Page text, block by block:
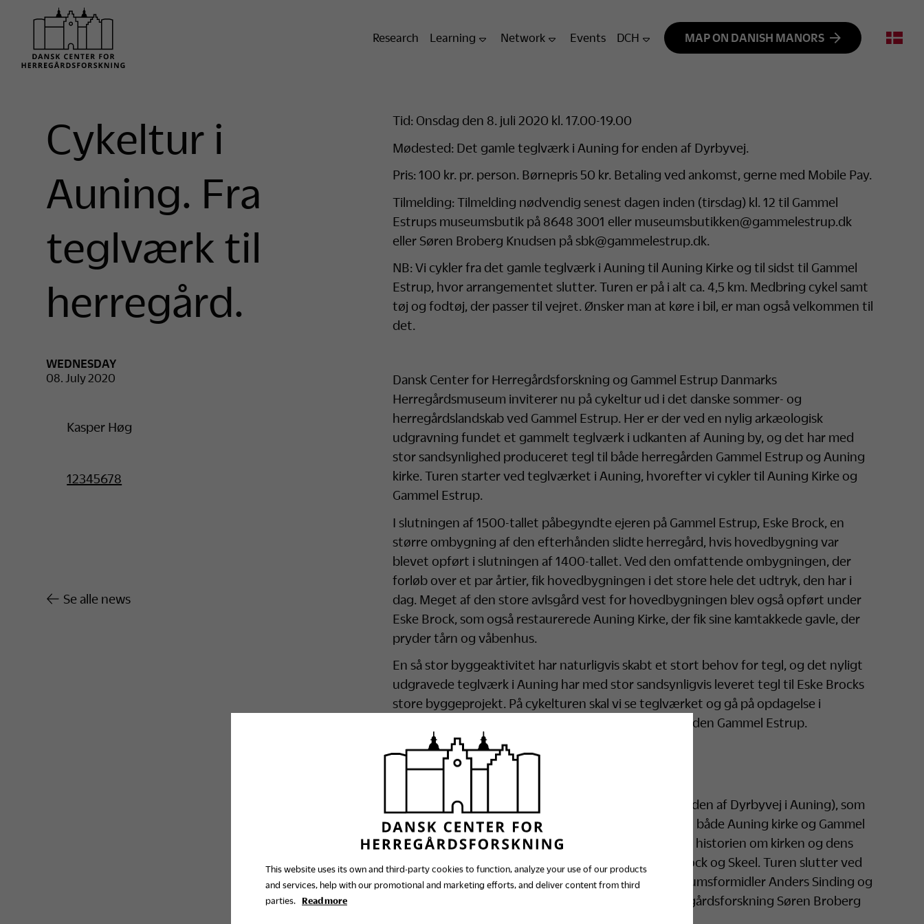
Research Learning Network Events DCH MAP ON DANISH MANORS
Cykeltur i
Auning. Fra
teglværk til
herregård.
WEDNESDAY
08. July 2020
Kasper Høg
12345678
Se alle news
Tid: Onsdag den 8. juli 2020 kl. 17.00-19.00
Mødested: Det gamle teglværk i Auning for enden af Dyrbyvej.
Pris: 100 kr. pr. person. Børnepris 50 kr. Betaling ved ankomst, gerne med Mobile Pay.
Tilmelding: Tilmelding nødvendig senest dagen inden (tirsdag) kl. 12 til Gammel
Estrups museumsbutik på 8648 3001 eller museumsbutikken@gammelestrup.dk
eller Søren Broberg Knudsen på sbk@gammelestrup.dk.
NB: Vi cykler fra det gamle teglværk i Auning til Auning Kirke og til sidst til Gammel
Estrup, hvor arrangementet slutter. Turen er på i alt ca. 4,5 km. Medbring cykel samt
tøj og fodtøj, der passer til vejret. Ønsker man at køre i bil, er man også velkommen til
det.
Dansk Center for Herregårdsforskning og Gammel Estrup Danmarks
Herregårdsmuseum inviterer nu på cykeltur ud i det danske sommer- og
herregårdslandskab ved Gammel Estrup. Her er der ved en nylig arkæologisk
udgravning fundet et gammelt teglværk i udkanten af Auning by, og det har med
stor sandsynlighed produceret tegl til både herregården Gammel Estrup og Auning
kirke. Turen starter ved teglværket i Auning, hvorefter vi cykler til Auning Kirke og
Gammel Estrup.
I slutningen af 1500-tallet påbegyndte ejeren på Gammel Estrup, Eske Brock, en
større ombygning af den efterhånden slidte herregård, hvis hovedbygning var
blevet opført i slutningen af 1400-tallet. Ved den omfattende ombygningen, der
forløb over et par årtier, fik hovedbygningen i det store hele det udtryk, den har i
dag. Meget af den store avlsgård vest for hovedbygningen blev også opført under
Eske Brock, som også restaurerede Auning Kirke, der fik sine kamtakkede gavle, der
pryder tårn og våbenhus.
En så stor byggeaktivitet har naturligvis skabt et stort behov for tegl, og det nyligt
udgravede teglværk i Auning har med stor sandsynligvis leveret tegl til Eske Brocks
store byggeprojekt. På cykelturen skal vi se teglværket og gå på opdagelse i
bygningshistorierne ved Auning kirke og på herregården Gammel Estrup.
Turen begynder ved det udgravede teglværk (for enden af Dyrbyvej i Auning), som
før i tiden med stor sandsynlighed har leveret sten til både Auning kirke og Gammel
Estrup. Efterfølgende cykler vil til Auning kirke og får historien om kirken og dens
sammenhæng med Gammel Estrup og slægterne Brock og Skeel. Turen slutter ved
Gammel Estrup, hvor der er kaffe, saft og kage. Museumsformidler Anders Sinding og
formidlingsmedarbejder ved Dansk Center for Herregårdsforskning Søren Broberg
This website uses its own and third-party cookies to function, analyze your use of our products
and services, help with our promotional and marketing efforts, and deliver content from third
parties. Read more